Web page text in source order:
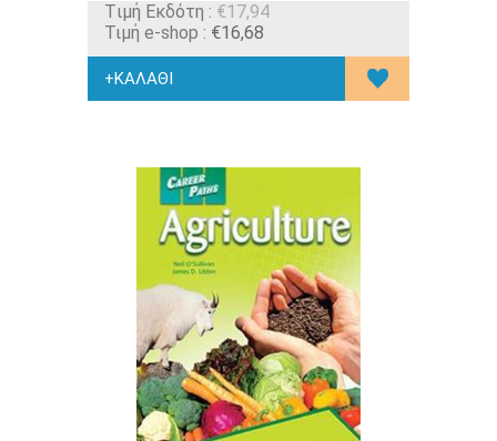
Tιμή Εκδότη : €17,94
Τιμή e-shop : €16,68